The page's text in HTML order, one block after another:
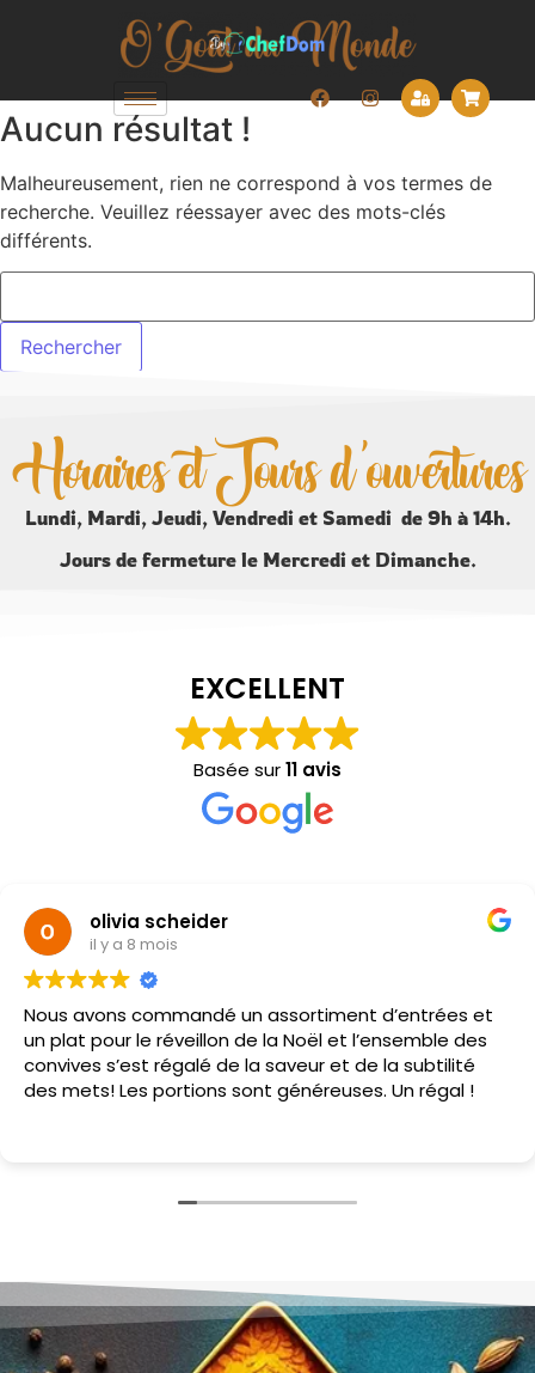
Aucun résultat !
Malheureusement, rien ne correspond à vos termes de
recherche. Veuillez réessayer avec des mots-clés
différents.
Horaires et Jours d'ouvertures
Lundi, Mardi, Jeudi, Vendredi et Samedi de 9h à 14h.
Jours de fermeture le Mercredi et Dimanche.
EXCELLENT
Basée sur11 avis
olivia scheider
il y a 8 mois
Nous avons commandé un assortiment d’entrées et
un plat pour le réveillon de la Noël et l’ensemble des
convives s’est régalé de la saveur et de la subtilité
des mets! Les portions sont généreuses. Un régal !